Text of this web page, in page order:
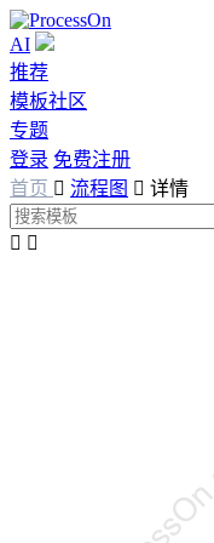
AI
推荐
模板社区
专题
登录 免费注册
首页  流程图  详情
 